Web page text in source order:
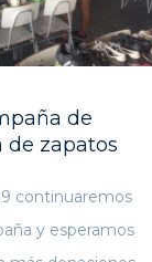
de
de zapatos
continuaremos
y esperamos